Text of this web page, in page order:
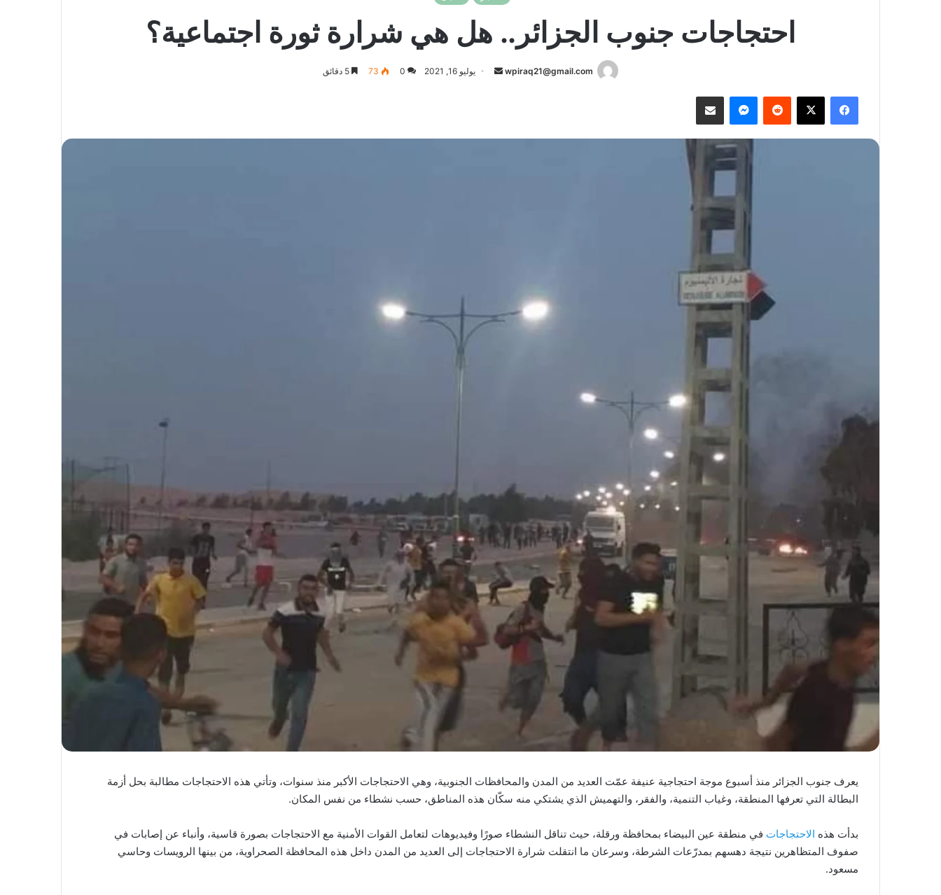
احتجاجات جنوب الجزائر.. هل هي شرارة ثورة اجتماعية؟
wpiraq21@gmail.com
أرسل يوليو 16, 2021 0
73
فيسبوك ‫X ماسنجر مشاركة عبر البريد
يعرف جنوب الجزائر منذ أسبوع موجة احتجاجية عنيفة عمّت العديد من المدن والمحافظات الجنوبية، وهي الاحتجاجات الأكبر منذ سنوات، وتأتي هذه الاحتجاجات مطالبة بحل أزمة
البطالة التي تعرفها المنطقة، وغياب التنمية، والفقر، والتهميش الذي يشتكي منه سكّان هذه المناطق، حسب نشطاء من نفس المكان.
بدأت هذه الاحتجاجات في منطقة عين البيضاء بمحافظة ورقلة، حيث تناقل النشطاء صورًا وفيديوهات لتعامل القوات الأمنية مع الاحتجاجات بصورة قاسية، وأنباء عن إصابات في
صفوف المتظاهرين نتيجة دهسهم بمدرّعات الشرطة، وسرعان ما انتقلت شرارة الاحتجاجات إلى العديد من المدن داخل هذه المحافظة الصحراوية، من بينها الرويسات وحاسي
مسعود.